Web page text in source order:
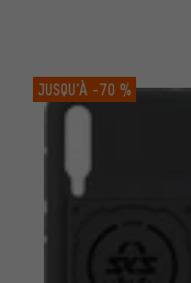
JUSQU’À -70 %